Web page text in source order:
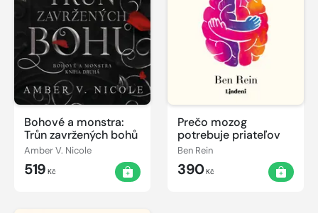
Bohové a monstra:
Trůn zavržených bohů
Amber V. Nicole
519 Kč
Prečo mozog
potrebuje priateľov
Ben Rein
390Kč